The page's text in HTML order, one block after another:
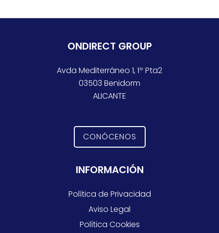
ONDIRECT GROUP
Avda Mediterráneo 1, 1º Pta2
03503 Benidorm
ALICANTE
CONÓCENOS
INFORMACIÓN
Política de Privacidad
Aviso Legal
Política Cookies